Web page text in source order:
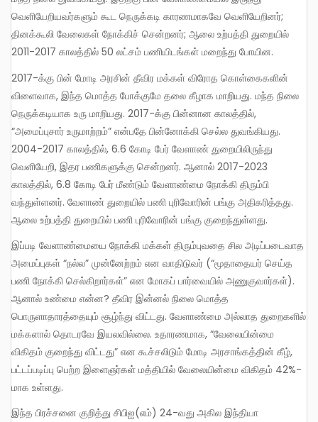
வெளியேறியவர்களும் கூட நெருக்கடி காரணமாகவே வெளியேறினர்;
தினக்கூலி வேலைகள் நோக்கிச் சென்றனர்; ஆலை உற்பத்தி துறையில்
2011-2017 காலத்தில் 50 லட்சம் பணியிடங்கள் மறைந்து போயின.
2017-க்கு பின் மோடி அரசின் தீவிர மக்கள் விரோத கொள்கைகளின்
விளைவாக, இந்த மொத்த போக்குமே தலை கீழாக மாறியது. மந்த நிலை
நெருக்கடியாக உரு மாறியது. 2017-க்கு பின்னான காலத்தில்,
“அமைப்புசார் உருமாற்றம்” என்பதே பின்னோக்கி செல்ல துவங்கியது.
2004-2017 காலத்தில், 6.6 கோடி பேர் வேளாண் துறையிலிருந்து
வெளியேறி, இதர பணிகளுக்கு சென்றனர். ஆனால் 2017-2023
காலத்தில், 6.8 கோடி பேர் மீண்டும் வேளாண்மை நோக்கி திரும்பி
வந்துள்ளனர். வேளாண் துறையில் பணி புரிவோரின் பங்கு அதிகரித்தது.
ஆலை உற்பத்தி துறையில் பணி புரிவோரின் பங்கு குறைந்துள்ளது.
இப்படி வேளாண்மையை நோக்கி மக்கள் திரும்புவதை சில அடிப்படைவாத
அமைப்புகள் “நல்ல” முன்னேற்றம் என வாதிடுவர் (“மூதாதையர் செய்த
பணி நோக்கி செல்கிறார்கள்” என மோகப் பார்வையில் அணுகுவார்கள்).
ஆனால் உண்மை என்ன? தீவிர இன்னல் நிலை மொத்த
பொருளாதாரத்தையும் சூழ்ந்து விட்டது. வேளாண்மை அல்லாத துறைகளில்
மக்களால் தொடரவே இயலவில்லை. உதாரணமாக, “வேலையின்மை
விகிதம் குறைந்து விட்டது” என கூச்சலிடும் மோடி அரசாங்கத்தின் கீழ்,
பட்டப்படிப்பு பெற்ற இளைஞர்கள் மத்தியில் வேலையின்மை விகிதம் 42%-
மாக உள்ளது.
இந்த பிரச்சனை குறித்து சிபிஐ(எம்) 24-வது அகில இந்தியா